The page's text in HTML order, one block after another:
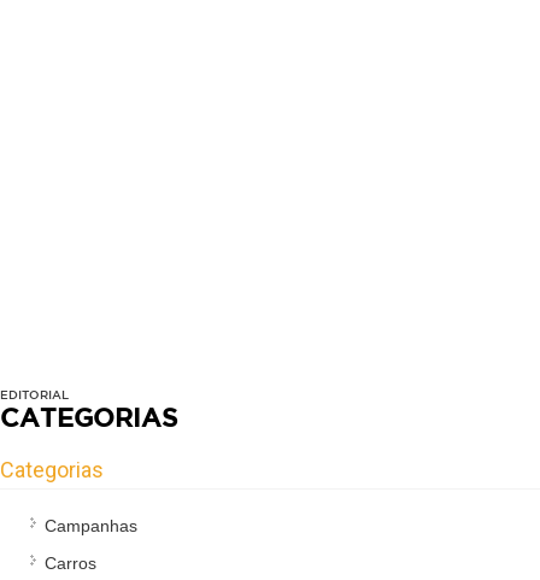
EDITORIAL
CATEGORIAS
Categorias
Campanhas
Carros